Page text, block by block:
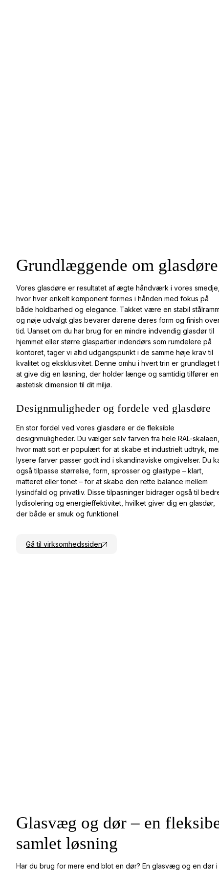
Grundlæggende om glasdøre
Vores glasdøre er resultatet af ægte håndværk i vores
hvor hver enkelt komponent formes i hånden med fokus på
både holdbarhed og elegance. Takket være en stabil
og nøje udvalgt glas bevarer dørene deres form og finish
tid. Uanset om du har brug for en mindre indvendig glasdør til
hjemmet eller større glaspartier indendørs som rumdelere på
kontoret, tager vi altid udgangspunkt i de samme høje krav til
kvalitet og eksklusivitet. Denne omhu i hvert trin er grundlaget
at give dig en løsning, der holder længe og samtidig tilfører en
æstetisk dimension til dit miljø.
Designmuligheder og fordele ved glasdøre
En stor fordel ved vores glasdøre er de fleksible
designmuligheder. Du vælger selv farven fra hele RAL-skalaen,
hvor matt sort er populært for at skabe et industrielt udtryk,
lysere farver passer godt ind i skandinaviske omgivelser. Du
også tilpasse størrelse, form, sprosser og glastype – klart,
matteret eller tonet – for at skabe den rette balance mellem
lysindfald og privatliv. Disse tilpasninger bidrager også til
lydisolering og energieffektivitet, hvilket giver dig en glasdør,
der både er smuk og funktionel.
Gå til virksomhedssiden
Glasvæg og dør – en
samlet løsning
Har du brug for mere end blot en dør? En glasvæg og en dør i